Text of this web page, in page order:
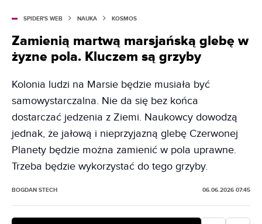
SPIDER'S WEB NAUKA KOSMOS
Zamienią martwą marsjańską glebę w
żyzne pola. Kluczem są grzyby
Kolonia ludzi na Marsie będzie musiała być
samowystarczalna. Nie da się bez końca
dostarczać jedzenia z Ziemi. Naukowcy dowodzą
jednak, że jałową i nieprzyjazną glebę Czerwonej
Planety będzie można zamienić w pola uprawne.
Trzeba będzie wykorzystać do tego grzyby.
BOGDAN STECH 06.06.2026 07:45